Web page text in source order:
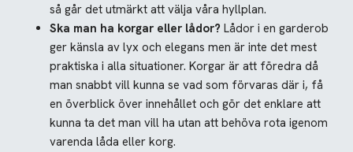
så går det utmärkt att välja våra hyllplan.
Ska man ha korgar eller lådor? Lådor i en garderob
ger känsla av lyx och elegans men är inte det mest
praktiska i alla situationer. Korgar är att föredra då
man snabbt vill kunna se vad som förvaras där i, få
en överblick över innehållet och gör det enklare att
kunna ta det man vill ha utan att behöva rota igenom
varenda låda eller korg.